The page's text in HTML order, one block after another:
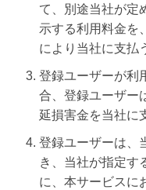
て、別途当社が定
示する利用料金を
により当社に支払
登録ユーザーが利
合、登録ユーザー
延損害金を当社に
登録ユーザーは、
き、当社が指定す
に、本サービスに